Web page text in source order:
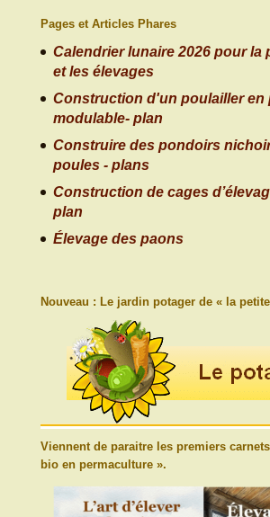
Pages et Articles Phares
Calendrier lunaire 2026 pour la
et les élevages
Construction d'un poulailler en
modulable- plan
Construire des pondoirs
poules - plans
Construction de cages
plan
Élevage des paons
Nouveau : Le jardin potager de « la
Viennent de paraitre les premiers
bio en permaculture ».